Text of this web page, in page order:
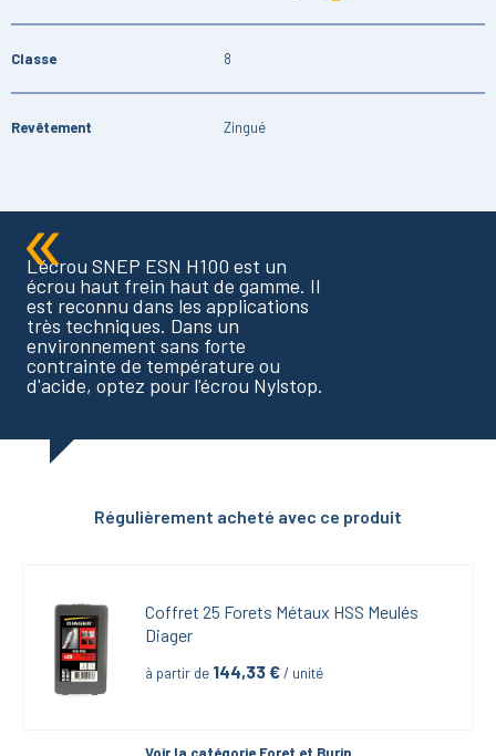
Classe 8
Revêtement Zingué
L'écrou SNEP ESN H100 est un
écrou haut frein haut de gamme. Il
est reconnu dans les applications
très techniques. Dans un
environnement sans forte
contrainte de température ou
d'acide, optez pour l'écrou Nylstop.
Régulièrement acheté avec ce produit
Coffret 25 Forets Métaux HSS Meulés
Diager
à partir de 144,33 € / unité